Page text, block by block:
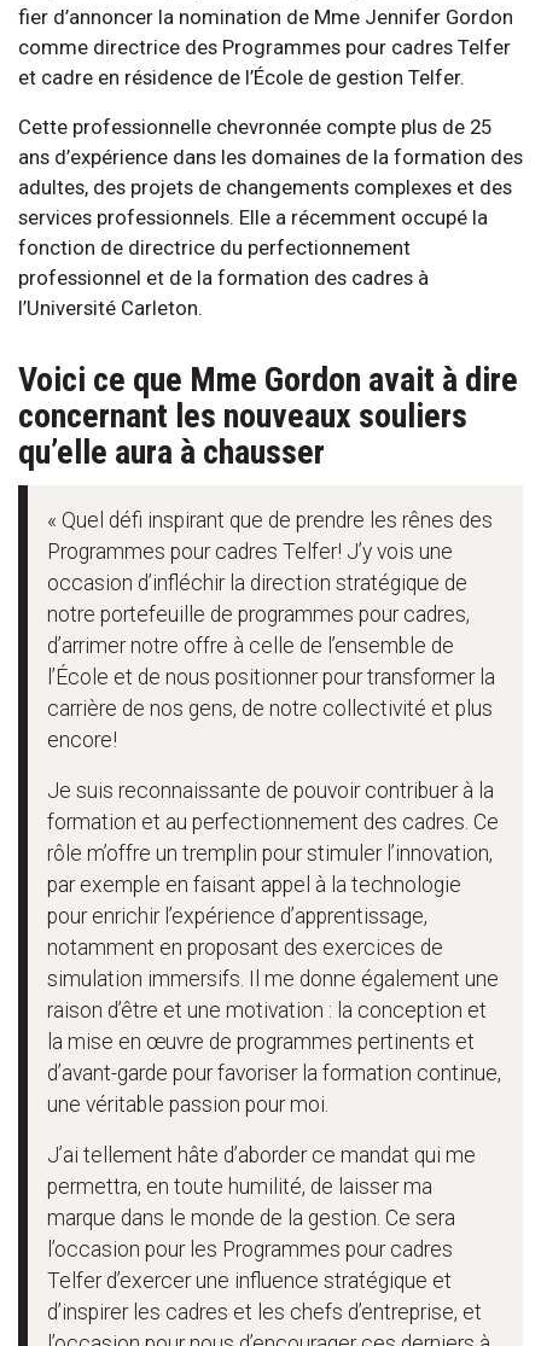
fier d’annoncer la nomination de Mme Jennifer Gordon
comme directrice des Programmes pour cadres Telfer
et cadre en résidence de l’École de gestion Telfer.
Cette professionnelle chevronnée compte plus de 25
ans d’expérience dans les domaines de la formation des
adultes, des projets de changements complexes et des
services professionnels. Elle a récemment occupé la
fonction de directrice du perfectionnement
professionnel et de la formation des cadres à
l’Université Carleton.
Voici ce que Mme Gordon avait à dire
concernant les nouveaux souliers
qu’elle aura à chausser
« Quel défi inspirant que de prendre les rênes des
Programmes pour cadres Telfer! J’y vois une
occasion d’infléchir la direction stratégique de
notre portefeuille de programmes pour cadres,
d’arrimer notre offre à celle de l’ensemble de
l’École et de nous positionner pour transformer la
carrière de nos gens, de notre collectivité et plus
encore!
Je suis reconnaissante de pouvoir contribuer à la
formation et au perfectionnement des cadres. Ce
rôle m’offre un tremplin pour stimuler l’innovation,
par exemple en faisant appel à la technologie
pour enrichir l’expérience d’apprentissage,
notamment en proposant des exercices de
simulation immersifs. Il me donne également une
raison d’être et une motivation : la conception et
la mise en œuvre de programmes pertinents et
d’avant-garde pour favoriser la formation continue,
une véritable passion pour moi.
J’ai tellement hâte d’aborder ce mandat qui me
permettra, en toute humilité, de laisser ma
marque dans le monde de la gestion. Ce sera
l’occasion pour les Programmes pour cadres
Telfer d’exercer une influence stratégique et
d’inspirer les cadres et les chefs d’entreprise, et